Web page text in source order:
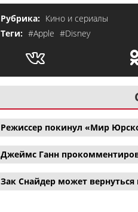
Рубрика: Кино и сериалы
Теги: #Apple #Disney
Режиссер покинул «Мир
Джеймс Ганн
Зак Снайдер может